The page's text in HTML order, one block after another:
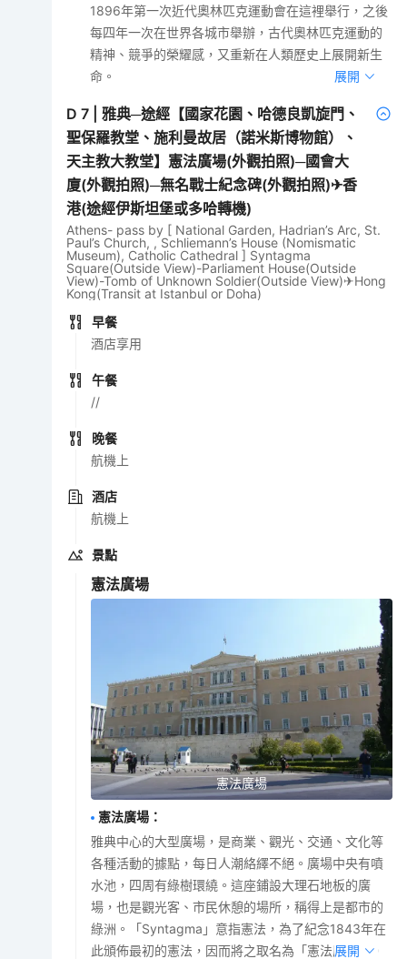
1896年第一次近代奧林匹克運動會在這裡舉行，之後
每四年一次在世界各城市舉辦，古代奧林匹克運動的
精神、競爭的榮耀感，又重新在人類歷史上展開新生
命。
展開
D7 |雅典─途經【國家花園、哈德良凱旋門、
聖保羅教堂、施利曼故居（諾米斯博物館）、
天主教大教堂】憲法廣場(外觀拍照)─國會大
廈(外觀拍照)─無名戰士紀念碑(外觀拍照)✈香
港(途經伊斯坦堡或多哈轉機)
Athens- pass by [ National Garden, Hadrian’s Arc, St.
Paul’s Church, , Schliemann’s House (Nomismatic
Museum), Catholic Cathedral ] Syntagma
Square(Outside View)-Parliament House(Outside
View)-Tomb of Unknown Soldier(Outside View)✈Hong
Kong(Transit at Istanbul or Doha)
早餐
酒店享用
午餐
//
晚餐
航機上
酒店
航機上
景點
憲法廣場
憲法廣場
憲法廣場 ：
雅典中心的大型廣場，是商業、觀光、交通、文化等
各種活動的據點，每日人潮絡繹不絕。廣場中央有噴
水池，四周有綠樹環繞。這座鋪設大理石地板的廣
場，也是觀光客、市民休憩的場所，稱得上是都市的
綠洲。「Syntagma」意指憲法，為了紀念1843年在
此頒佈最初的憲法，因而將之取名為「憲法廣場」。
展開